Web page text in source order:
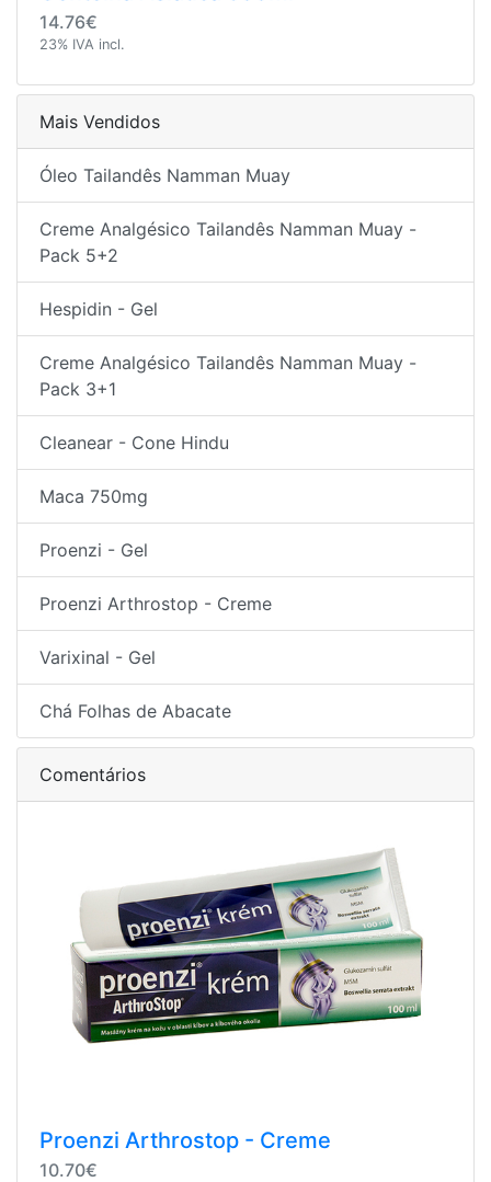
14.76€
23% IVA incl.
Mais Vendidos
Óleo Tailandês Namman Muay
Creme Analgésico Tailandês Namman Muay -
Pack 5+2
Hespidin - Gel
Creme Analgésico Tailandês Namman Muay -
Pack 3+1
Cleanear - Cone Hindu
Maca 750mg
Proenzi - Gel
Proenzi Arthrostop - Creme
Varixinal - Gel
Chá Folhas de Abacate
Comentários
Proenzi Arthrostop - Creme
10.70€